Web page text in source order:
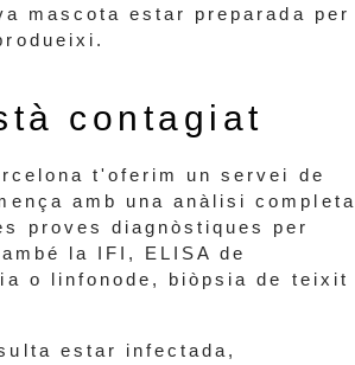
mascota estar preparada per
contagiat
t'oferim un servei de
amb una anàlisi completa
proves diagnòstiques per
la IFI, ELISA de
o linfonode, biòpsia de teixit
estar infectada,